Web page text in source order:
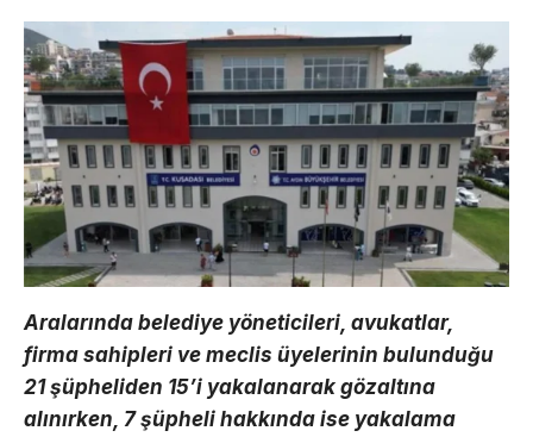
Aralarında belediye yöneticileri, avukatlar,
firma sahipleri ve meclis üyelerinin bulunduğu
21 şüpheliden 15’i yakalanarak gözaltına
alınırken, 7 şüpheli hakkında ise yakalama